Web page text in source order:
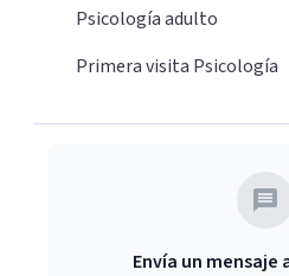
Psicología adulto
Primera visita Psicología
Envía un mensaje